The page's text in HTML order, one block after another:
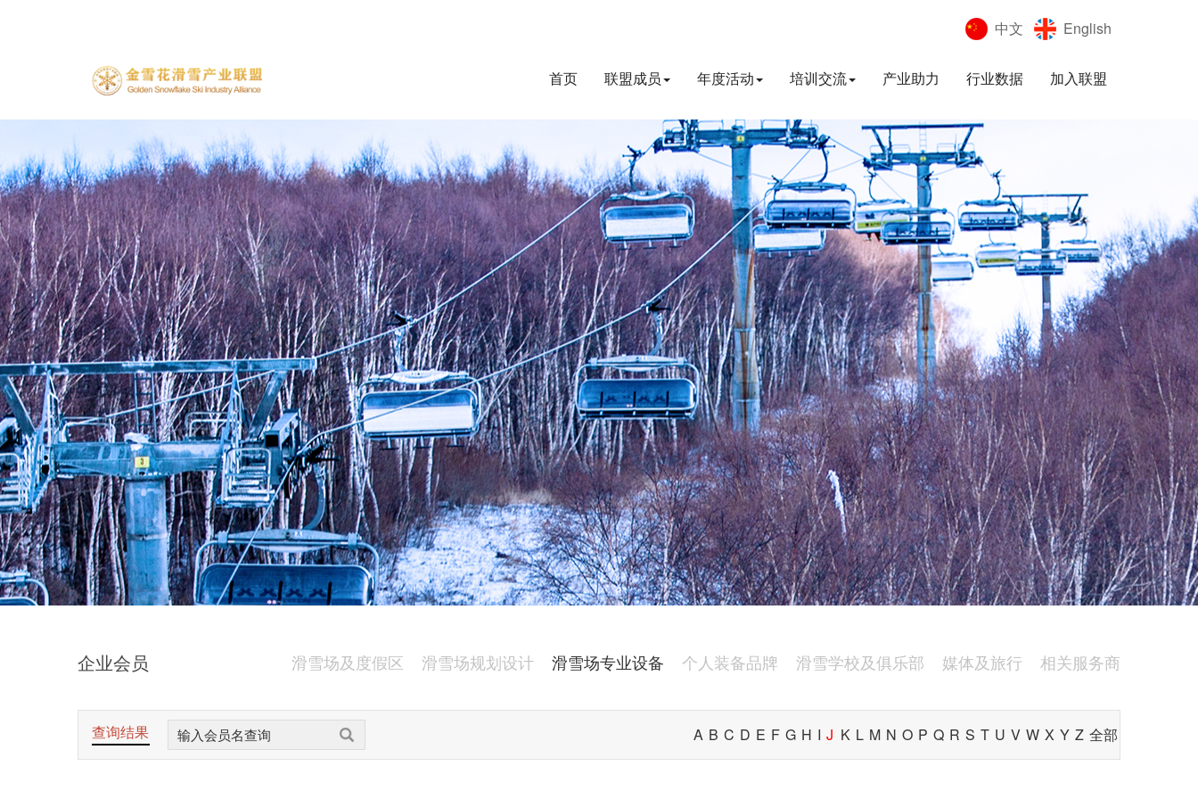
中文 English
首页 联盟成员 年度活动 培训交流 产业助力 行业数据 加入联盟
企业会员 滑雪场及度假区 滑雪场规划设计 滑雪场专业设备 个人装备品牌 滑雪学校及俱乐部 媒体及旅行 相关服务商
查询结果 A B C D E F G H I J K L M N O P Q R S T U V W X Y Z 全部